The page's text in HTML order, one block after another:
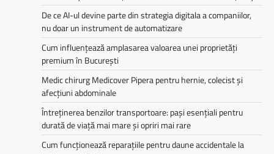
De ce AI-ul devine parte din strategia digitala a companiilor,
nu doar un instrument de automatizare
Cum influențează amplasarea valoarea unei proprietăți
premium în București
Medic chirurg Medicover Pipera pentru hernie, colecist și
afecțiuni abdominale
Întreținerea benzilor transportoare: pași esențiali pentru
durată de viață mai mare și opriri mai rare
Cum funcționează reparațiile pentru daune accidentale la